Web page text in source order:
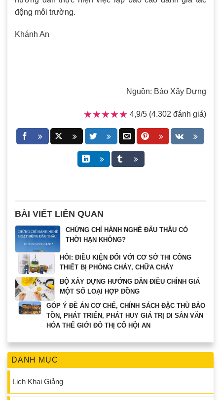
DANH MỤC
Lịch Khai Giảng
động môi trường.
Khánh An
Nguồn: Báo Xây Dựng
★★★★★
★★★★★ 4,9/5 (4.302 đánh giá)
BÀI VIẾT LIÊN QUAN
CHỨNG CHỈ HÀNH NGHỀ ĐẤU THẦU CÓ
THỜI HẠN KHÔNG?
HỎI: ĐIỀU KIỆN ĐỐI VỚI CƠ SỞ THI CÔNG
THIẾT BỊ PHÒNG CHÁY, CHỮA CHÁY
BỘ XÂY DỰNG HƯỚNG DẪN ĐIỀU CHỈNH GIÁ
MỘT SỐ LOẠI HỢP ĐỒNG
GÓP Ý ĐỀ ÁN CƠ CHẾ, CHÍNH SÁCH ĐẶC THÙ BẢO
TỒN, PHÁT TRIỂN, PHÁT HUY GIÁ TRỊ DI SẢN VĂN
HÓA THẾ GIỚI ĐÔ THỊ CỔ HỘI AN